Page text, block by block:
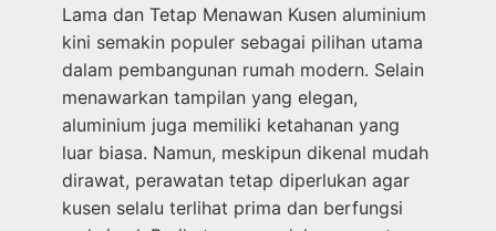
Lama dan Tetap Menawan Kusen aluminium
kini semakin populer sebagai pilihan utama
dalam pembangunan rumah modern. Selain
menawarkan tampilan yang elegan,
aluminium juga memiliki ketahanan yang
luar biasa. Namun, meskipun dikenal mudah
dirawat, perawatan tetap diperlukan agar
kusen selalu terlihat prima dan berfungsi